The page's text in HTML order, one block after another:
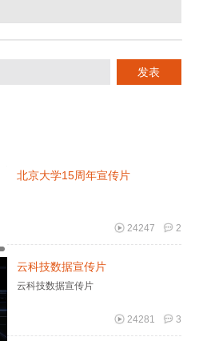
北京大学15周年宣传片
2
24247
云科技数据宣传片
云科技数据宣传片
3
24281